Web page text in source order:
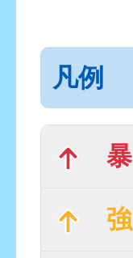
凡例
暴
強